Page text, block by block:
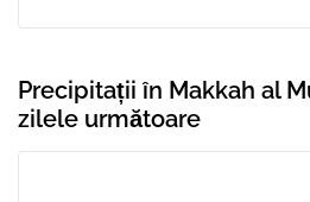
Precipitații în Makkah al
zilele următoare